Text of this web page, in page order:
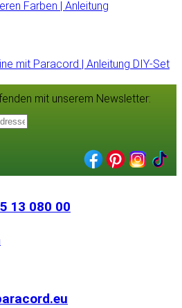
Farben | Anleitung
mit Paracord | Anleitung DIY-Set
mit unserem Newsletter:
13 080 00